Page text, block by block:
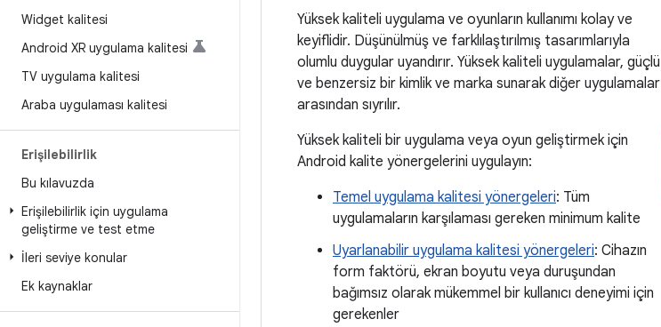
Widget kalitesi
Android XR uygulama kalitesi
TV uygulama kalitesi
Araba uygulaması kalitesi
Erişilebilirlik
Bu kılavuzda
Erişilebilirlik için uygulama
geliştirme ve test etme
İleri seviye konular
Ek kaynaklar
Yüksek kaliteli uygulama ve oyunların kullanımı kolay ve
keyiflidir. Düşünülmüş ve farklılaştırılmış tasarımlarıyla
olumlu duygular uyandırır. Yüksek kaliteli uygulamalar, güçlü
ve benzersiz bir kimlik ve marka sunarak diğer uygulamalar
arasından sıyrılır.
Yüksek kaliteli bir uygulama veya oyun geliştirmek için
Android kalite yönergelerini uygulayın:
Temel uygulama kalitesi yönergeleri: Tüm
uygulamaların karşılaması gereken minimum kalite
Uyarlanabilir uygulama kalitesi yönergeleri: Cihazın
form faktörü, ekran boyutu veya duruşundan
bağımsız olarak mükemmel bir kullanıcı deneyimi için
gerekenler